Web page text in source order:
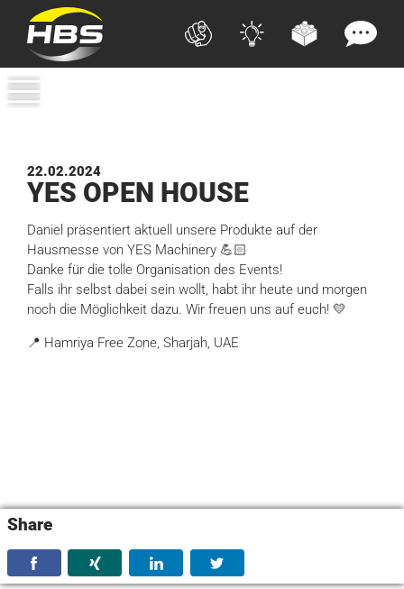
22.02.2024
YES OPEN HOUSE
Daniel präsentiert aktuell unsere Produkte auf der
Hausmesse von YES Machinery 💪🏻
Danke für die tolle Organisation des Events!
Falls ihr selbst dabei sein wollt, habt ihr heute und morgen
noch die Möglichkeit dazu. Wir freuen uns auf euch! 💛
📍 Hamriya Free Zone, Sharjah, UAE
Share